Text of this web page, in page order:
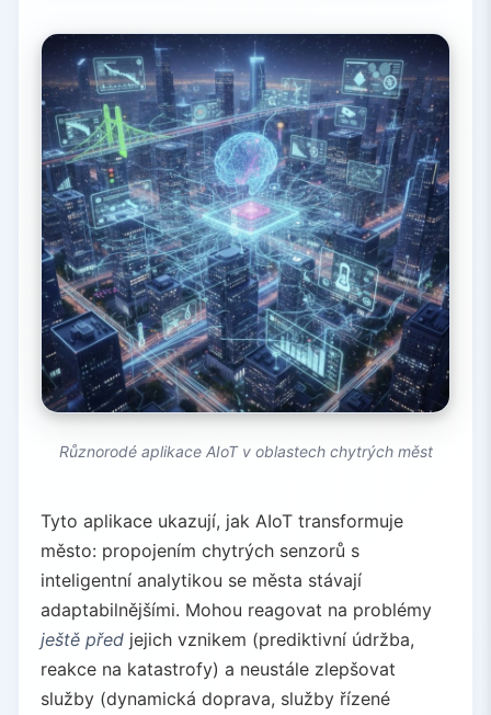
Různorodé aplikace AIoT v oblastech chytrých měst
Tyto aplikace ukazují, jak AIoT transformuje
město: propojením chytrých senzorů s
inteligentní analytikou se města stávají
adaptabilnějšími. Mohou reagovat na problémy
ještě před jejich vznikem (prediktivní údržba,
reakce na katastrofy) a neustále zlepšovat
služby (dynamická doprava, služby řízené